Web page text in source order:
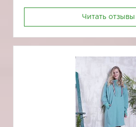
Читать отзывы